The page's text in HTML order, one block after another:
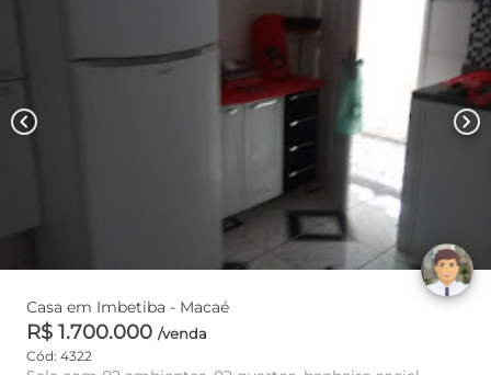
chevron_left chevron_right
Casa em Imbetiba - Macaé
R$ 1.700.000 /venda
Cód: 4322